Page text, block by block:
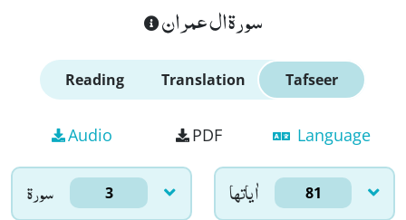
سورة ال عمران
Reading Translation Tafseer
Audio PDF Language
سورۃ 3 اٰياتها 81